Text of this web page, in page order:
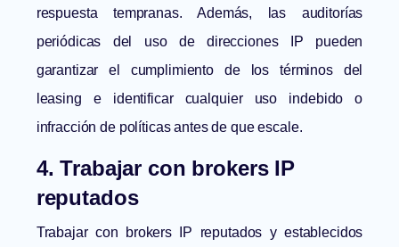
respuesta tempranas. Además, las auditorías
periódicas del uso de direcciones IP pueden
garantizar el cumplimiento de los términos del
leasing e identificar cualquier uso indebido o
infracción de políticas antes de que escale.
4. Trabajar con brokers IP
reputados
Trabajar con brokers IP reputados y establecidos